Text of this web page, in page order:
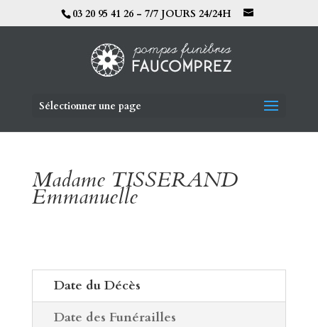
03 20 95 41 26 - 7/7 JOURS 24/24H
Sélectionner une page
Madame TISSERAND
Emmanuelle
Date du Décès
Date des Funérailles